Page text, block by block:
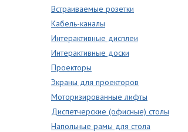
Встраиваемые розетки
Кабель-каналы
Интерактивные дисплеи
Интерактивные доски
Проекторы
Экраны для проекторов
Моторизированные лифты
Диспетчерские (офисные) столы
Напольные рамы для стола